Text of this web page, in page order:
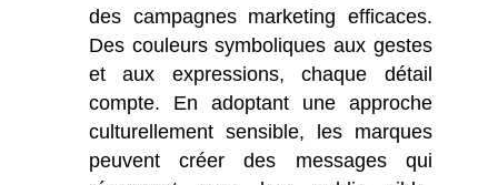
des campagnes marketing efficaces.
Des couleurs symboliques aux gestes
et aux expressions, chaque détail
compte. En adoptant une approche
culturellement sensible, les marques
peuvent créer des messages qui